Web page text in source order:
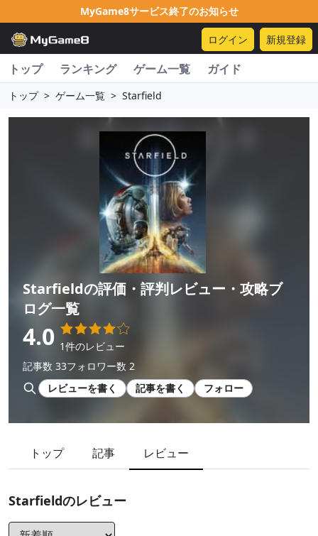
MyGame8サービス終了のお知らせ
ログイン 新規登録
トップ ランキング ゲーム一覧 ガイド
トップ > ゲーム一覧 > Starfield
Starfieldの評価・評判レビュー・攻略ブ
ログ一覧
4.0 1件のレビュー
記事数 33フォロワー数 2
レビューを書く
記事を書く フォロー
トップ 記事 レビュー
Starfieldのレビュー